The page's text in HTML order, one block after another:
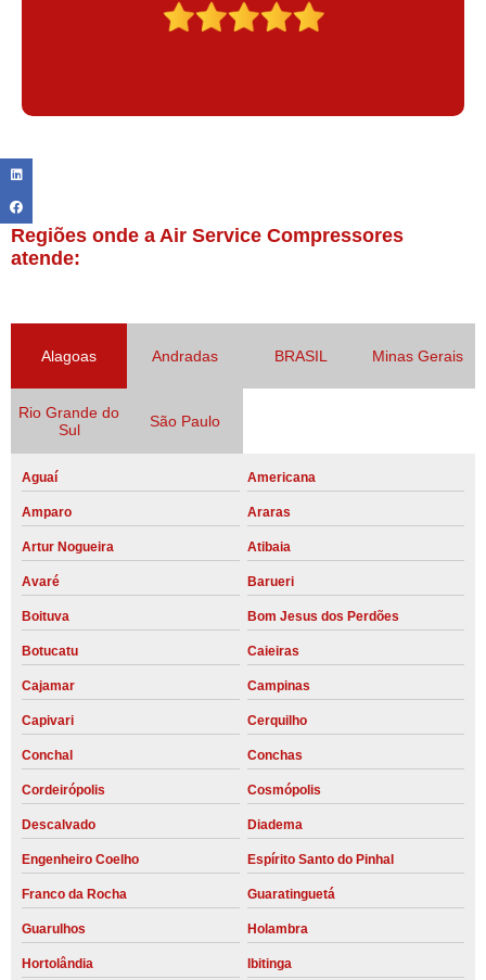
Regiões onde a Air Service Compressores
atende:
Alagoas Andradas BRASIL Minas Gerais
Rio Grande do
Sul
São Paulo
Aguaí Americana
Amparo Araras
Artur Nogueira Atibaia
Avaré Barueri
Boituva Bom Jesus dos Perdões
Botucatu Caieiras
Cajamar Campinas
Capivari Cerquilho
Conchal Conchas
Cordeirópolis Cosmópolis
Descalvado Diadema
Engenheiro Coelho Espírito Santo do Pinhal
Franco da Rocha Guaratinguetá
Guarulhos Holambra
Hortolândia Ibitinga